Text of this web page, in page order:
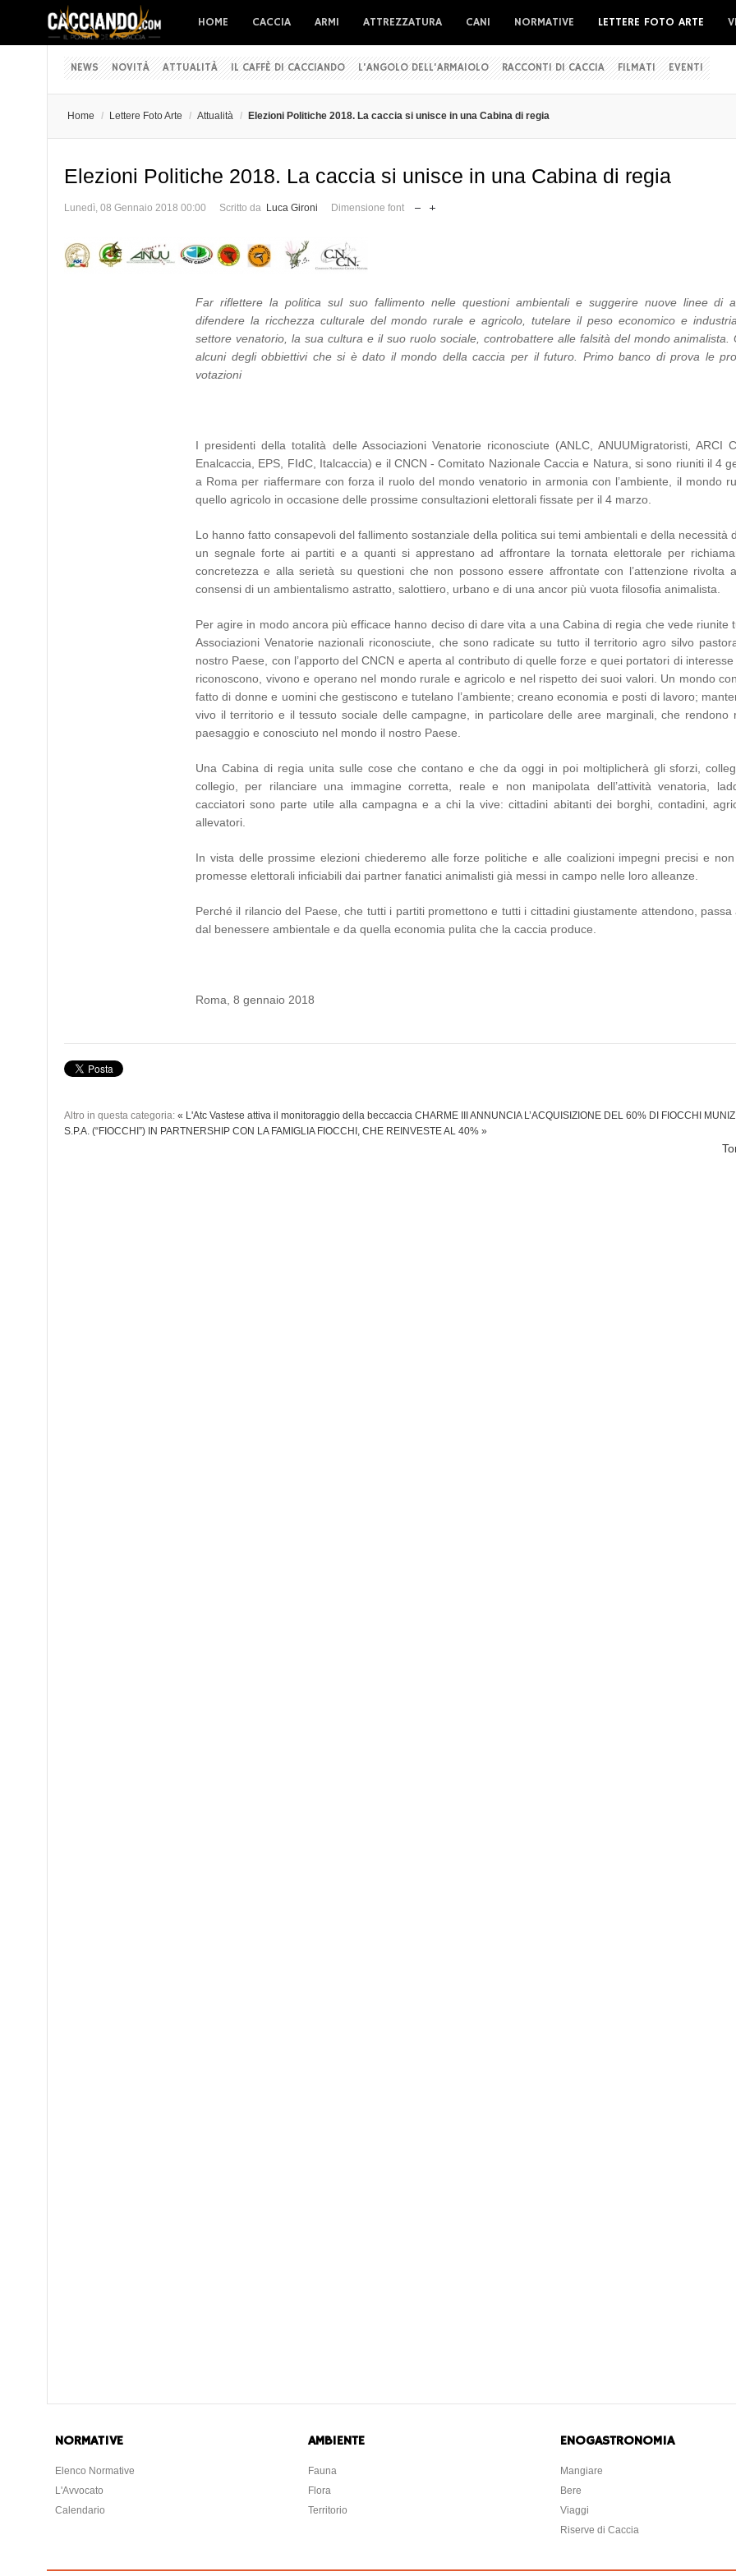
HOME CACCIA ARMI ATTREZZATURA CANI NORMATIVE LETTERE FOTO ARTE
NEWS NOVITÀ ATTUALITÀ IL CAFFÈ DI CACCIANDO L'ANGOLO DELL'ARMAIOLO RACCONTI DI CACCIA FILMATI EVENTI
Home / Lettere Foto Arte / Attualità / Elezioni Politiche 2018. La caccia si unisce in una Cabina di regia
Elezioni Politiche 2018. La caccia si unisce in una Cabina di regia
Lunedì, 08 Gennaio 2018 00:00 Scritto da Luca Gironi Dimensione font
Far riflettere la politica sul suo fallimento nelle questioni ambientali e suggerire nuove linee di
difendere la ricchezza culturale del mondo rurale e agricolo, tutelare il peso economico e
settore venatorio, la sua cultura e il suo ruolo sociale, controbattere alle falsità del mondo animalista.
alcuni degli obbiettivi che si è dato il mondo della caccia per il futuro. Primo banco di prova le
votazioni
I presidenti della totalità delle Associazioni Venatorie riconosciute (ANLC, ANUUMigratoristi, ARCI
Enalcaccia, EPS, FIdC, Italcaccia) e il CNCN - Comitato Nazionale Caccia e Natura, si sono riuniti il 4
a Roma per riaffermare con forza il ruolo del mondo venatorio in armonia con l’ambiente, il mondo
quello agricolo in occasione delle prossime consultazioni elettorali fissate per il 4 marzo.
Lo hanno fatto consapevoli del fallimento sostanziale della politica sui temi ambientali e della necessità
un segnale forte ai partiti e a quanti si apprestano ad affrontare la tornata elettorale per
concretezza e alla serietà su questioni che non possono essere affrontate con l’attenzione rivolta
consensi di un ambientalismo astratto, salottiero, urbano e di una ancor più vuota filosofia animalista.
Per agire in modo ancora più efficace hanno deciso di dare vita a una Cabina di regia che vede riunite
Associazioni Venatorie nazionali riconosciute, che sono radicate su tutto il territorio agro silvo
nostro Paese, con l’apporto del CNCN e aperta al contributo di quelle forze e quei portatori di interesse
riconoscono, vivono e operano nel mondo rurale e agricolo e nel rispetto dei suoi valori. Un mondo
fatto di donne e uomini che gestiscono e tutelano l’ambiente; creano economia e posti di lavoro;
vivo il territorio e il tessuto sociale delle campagne, in particolare delle aree marginali, che rendono
paesaggio e conosciuto nel mondo il nostro Paese.
Una Cabina di regia unita sulle cose che contano e che da oggi in poi moltiplicherà gli sforzi,
collegio, per rilanciare una immagine corretta, reale e non manipolata dell’attività venatoria,
cacciatori sono parte utile alla campagna e a chi la vive: cittadini abitanti dei borghi, contadini,
allevatori.
In vista delle prossime elezioni chiederemo alle forze politiche e alle coalizioni impegni precisi e non
promesse elettorali inficiabili dai partner fanatici animalisti già messi in campo nelle loro alleanze.
Perché il rilancio del Paese, che tutti i partiti promettono e tutti i cittadini giustamente attendono, passa
dal benessere ambientale e da quella economia pulita che la caccia produce.
Roma, 8 gennaio 2018
Altro in questa categoria: « L'Atc Vastese attiva il monitoraggio della beccaccia CHARME III ANNUNCIA L’ACQUISIZIONE DEL 60% DI FIOCCHI
S.P.A. (“FIOCCHI”) IN PARTNERSHIP CON LA FAMIGLIA FIOCCHI, CHE REINVESTE AL 40% »
NORMATIVE
Elenco Normative
L'Avvocato
Calendario
AMBIENTE
Fauna
Flora
Territorio
ENOGASTRONOMIA
Mangiare
Bere
Viaggi
Riserve di Caccia